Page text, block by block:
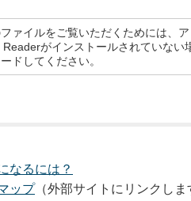
ァイルをご覧いただくためには、
がインストールされていな
ドしてください。
なるには？
ップ（外部サイトにリンクしま